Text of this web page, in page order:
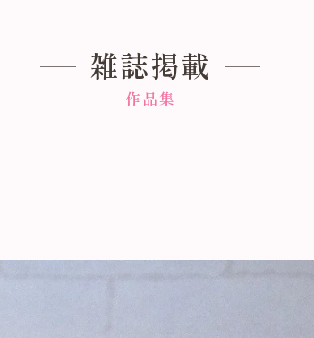
作品集
雑誌掲載